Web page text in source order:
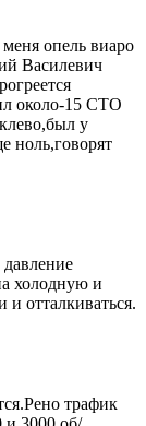
опель виаро
Василевич
около-15 СТО
у
ноль,говорят
холодную и
отталкиваться.
трафик